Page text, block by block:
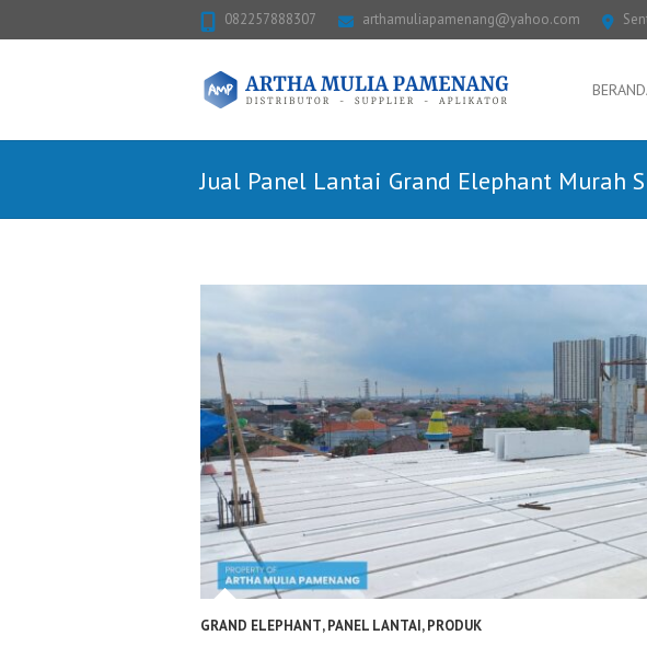
082257888307 arthamuliapamenang@yahoo.com
Jual Panel Lantai Grand Elephant Murah
GRAND ELEPHANT,PANEL LANTAI,PRODUK